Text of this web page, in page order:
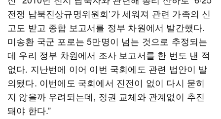
전쟁 납북진상규명위원회’가 세워져 관련 가족의 신
고도 받고 종합 보고서를 정부 차원에서 발간했다.
미송환 국군 포로는 5만명이 넘는 것으로 추정되는
데 우리 정부 차원에서 조사 보고서를 한 번도 낸 적
없다. 지난번에 이어 이번 국회에도 관련 법안이 발
의됐다. 이번에도 국회에서 진전이 없이 다시 묻히
지 않을까 우려되는데, 정권 교체와 관계없이 추진
돼야 한다.”